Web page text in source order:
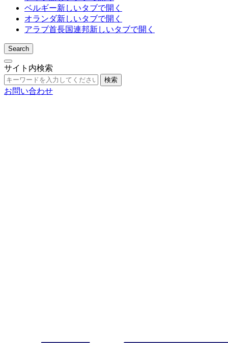
ベルギー新しいタブで開く
オランダ新しいタブで開く
アラブ首長国連邦新しいタブで開く
Search
サイト内検索
検索
お問い合わせ